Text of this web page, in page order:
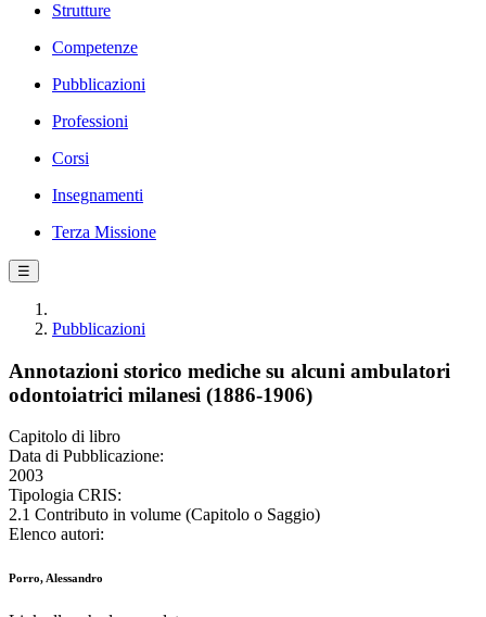
Strutture
Competenze
Pubblicazioni
Professioni
Corsi
Insegnamenti
Terza Missione
☰
Pubblicazioni
Annotazioni storico mediche su alcuni ambulatori
odontoiatrici milanesi (1886-1906)
Capitolo di libro
Data di Pubblicazione:
2003
Tipologia CRIS:
2.1 Contributo in volume (Capitolo o Saggio)
Elenco autori:
Porro, Alessandro